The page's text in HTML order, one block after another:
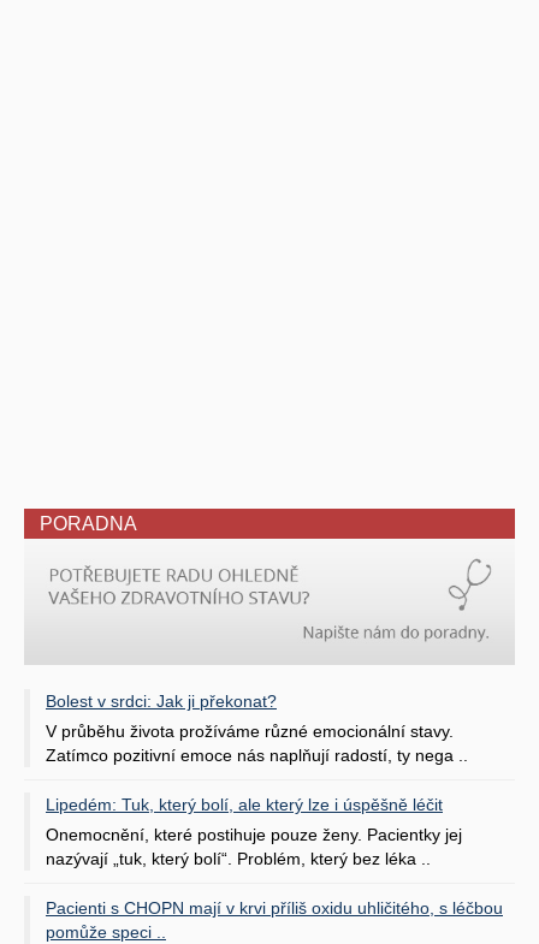
PORADNA
Bolest v srdci: Jak ji překonat?
V průběhu života prožíváme různé emocionální stavy.
Zatímco pozitivní emoce nás naplňují radostí, ty nega ..
Lipedém: Tuk, který bolí, ale který lze i úspěšně léčit
Onemocnění, které postihuje pouze ženy. Pacientky jej
nazývají „tuk, který bolí“. Problém, který bez léka ..
Pacienti s CHOPN mají v krvi příliš oxidu uhličitého, s léčbou
pomůže speci ..